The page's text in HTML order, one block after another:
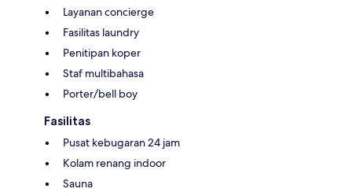
Layanan concierge
Fasilitas laundry
Penitipan koper
Staf multibahasa
Porter/bell boy
Fasilitas
Pusat kebugaran 24 jam
Kolam renang indoor
Sauna